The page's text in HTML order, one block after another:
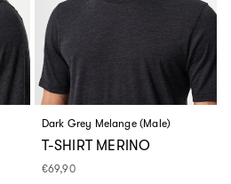
Dark Grey Melange (Male)
T-SHIRT MERINO
Normaler
€69,90